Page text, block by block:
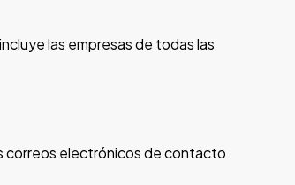
las empresas de todas las
correos electrónicos de contacto